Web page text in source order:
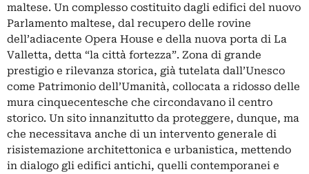
maltese. Un complesso costituito dagli edifici del nuovo
Parlamento maltese, dal recupero delle rovine
dell’adiacente Opera House e della nuova porta di La
Valletta, detta “la città fortezza”. Zona di grande
prestigio e rilevanza storica, già tutelata dall’Unesco
come Patrimonio dell’Umanità, collocata a ridosso delle
mura cinquecentesche che circondavano il centro
storico. Un sito innanzitutto da proteggere, dunque, ma
che necessitava anche di un intervento generale di
risistemazione architettonica e urbanistica, mettendo
in dialogo gli edifici antichi, quelli contemporanei e